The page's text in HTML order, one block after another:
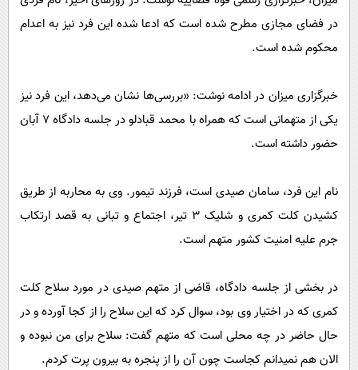
سرگرمی
حوادث
محیط زیست
فرهنگی
بین الملل
اجتماعی
پیامک
دانلود
در فضای مجازی مطرح شده است که ادعا شده این فرد نیز به اعدام
محکوم شده است.
خبرگزاری میزان در ادامه نوشت: «بررسی‌ها نشان می‌دهد، این فرد نیز
یکی از متهمانی است که همراه با محمد قبادلو در جلسه دادگاه ۷ آبان
حضور داشته است.
نام این فرد، سامان صیدی است، فرزند تیمور. وی به محاربه از طریق
کشیدن کلت کمری و شلیک ۳ تیر، اجتماع و تبانی به قصد ارتکاب
جرم علیه امنیت کشور متهم است.
در بخشی از جلسه دادگاه، قاضی از متهم صیدی در مورد سلاح کلت
کمری که در اختیار وی بود، سوال کرد که این سلاح را از کجا آورده و در
حال حاضر در چه محلی است که متهم گفت: سلاح برای من نبوده و
الان هم نمیدانم کجاست چون آن را از پنجره به بیرون پرت کردم.